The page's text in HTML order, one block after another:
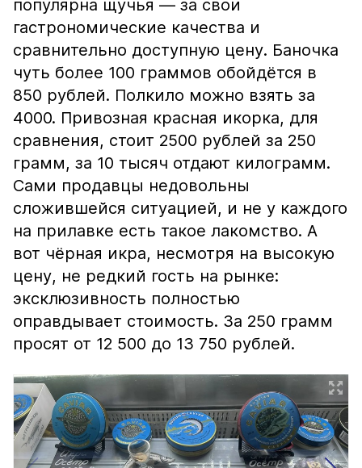
популярна щучья — за свои
гастрономические качества и
сравнительно доступную цену. Баночка
чуть более 100 граммов обойдётся в
850 рублей. Полкило можно взять за
4000. Привозная красная икорка, для
сравнения, стоит 2500 рублей за 250
грамм, за 10 тысяч отдают килограмм.
Сами продавцы недовольны
сложившейся ситуацией, и не у каждого
на прилавке есть такое лакомство. А
вот чёрная икра, несмотря на высокую
цену, не редкий гость на рынке:
эксклюзивность полностью
оправдывает стоимость. За 250 грамм
просят от 12 500 до 13 750 рублей.